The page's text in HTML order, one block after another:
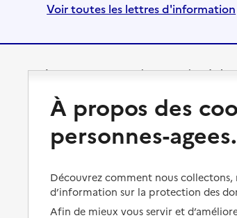
Voir toutes les lettres d'information
Préserver son autonomie
Perte d'autonomie : évaluation
Aménager son logement et
Préserver son autonomie et sa
Vivre à
Bénéficier
Bénéficier de
Solutions
À propos des
personnes-
Découvrez comment nous
d’information sur la protection des
Afin de mieux vous servir et